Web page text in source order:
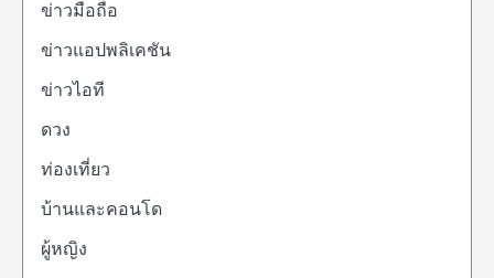
ข่าวมือถือ
ข่าวแอปพลิเคชัน
ข่าวไอที
ดวง
ท่องเที่ยว
บ้านและคอนโด
ผู้หญิง